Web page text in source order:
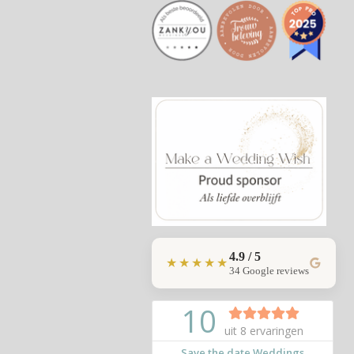
★★★★★4.9 / 5
34 Google reviews